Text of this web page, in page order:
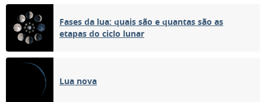
Fases da lua: quais são e quantas são as
etapas do ciclo lunar
Lua nova